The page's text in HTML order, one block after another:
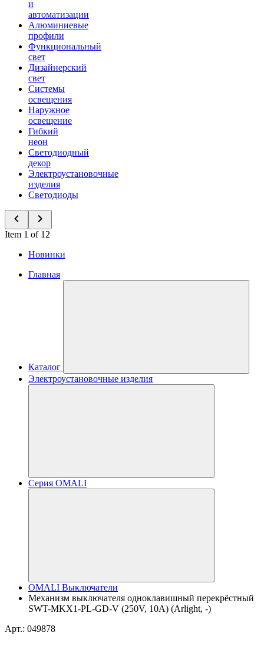
и
автоматизации
Алюминиевые
профили
Функциональный
свет
Дизайнерский
свет
Системы
освещения
Наружное
освещение
Гибкий
неон
Светодиодный
декор
Электроустановочные
изделия
Светодиоды
Item 1 of 12
Новинки
Главная
Каталог
Электроустановочные изделия
Серия OMALI
OMALI Выключатели
Механизм выключателя одноклавишный перекрёстный
SWT-MKX1-PL-GD-V (250V, 10A) (Arlight, -)
Арт.: 049878